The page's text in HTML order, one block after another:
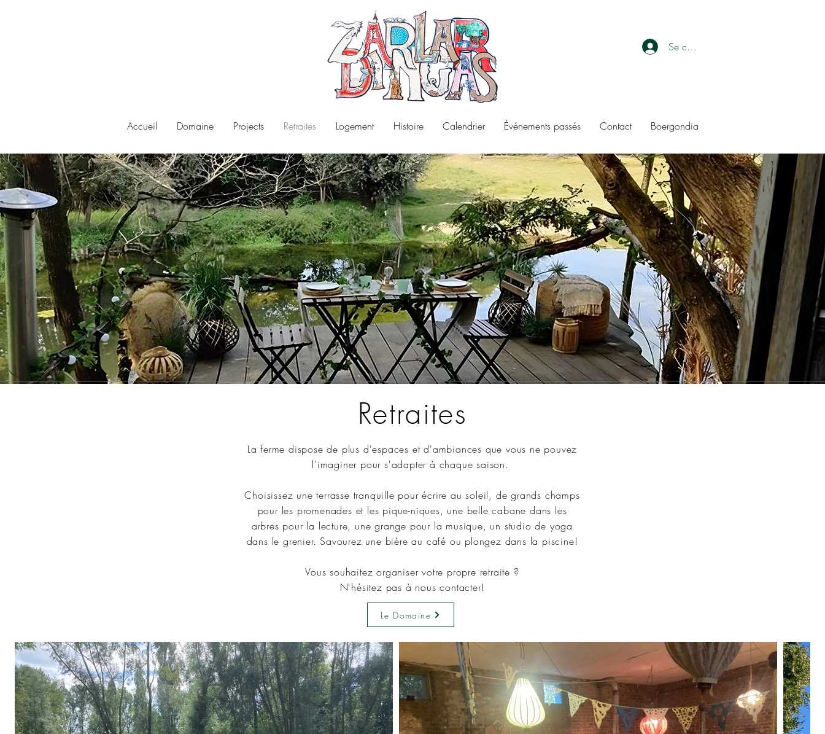
Se connecter
Accueil Domaine Projects Retraites Logement Histoire Calendrier Événements passés Contact Boergondia
Retraites
La ferme dispose de plus d'espaces et d'ambiances que vous ne pouvez
l'imaginer pour s'adapter à chaque saison.
Choisissez une terrasse tranquille pour écrire au soleil, de grands champs
pour les promenades et les pique-niques, une belle cabane dans les
arbres pour la lecture, une grange pour la musique, un studio de yoga
dans le grenier. Savourez une bière au café ou plongez dans la piscine!
Vous souhaitez organiser votre propre retraite ?
N'hésitez pas à nous contacter!
Le Domaine